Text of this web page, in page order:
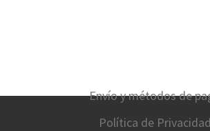
Envío y métodos de
Política de Privacidad